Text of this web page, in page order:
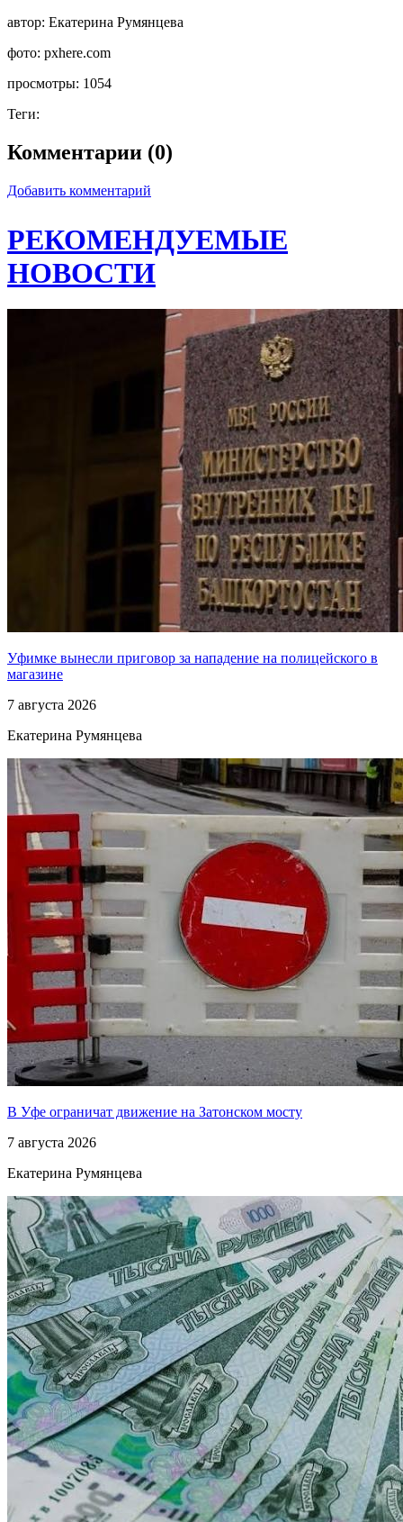
автор: Екатерина Румянцева
фото: pxhere.com
просмотры: 1054
Теги:
Комментарии (0)
Добавить комментарий
РЕКОМЕНДУЕМЫЕ
НОВОСТИ
Уфимке вынесли приговор за нападение на полицейского в
магазине
7 августа 2026
Екатерина Румянцева
В Уфе ограничат движение на Затонском мосту
7 августа 2026
Екатерина Румянцева